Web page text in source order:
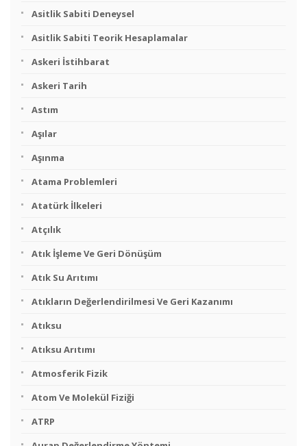
Asitlik Sabiti Deneysel
Asitlik Sabiti Teorik Hesaplamalar
Askeri İstihbarat
Askeri Tarih
Astım
Aşılar
Aşınma
Atama Problemleri
Atatürk İlkeleri
Atçılık
Atık İşleme Ve Geri Dönüşüm
Atık Su Arıtımı
Atıkların Değerlendirilmesi Ve Geri Kazanımı
Atıksu
Atıksu Arıtımı
Atmosferik Fizik
Atom Ve Molekül Fiziği
ATRP